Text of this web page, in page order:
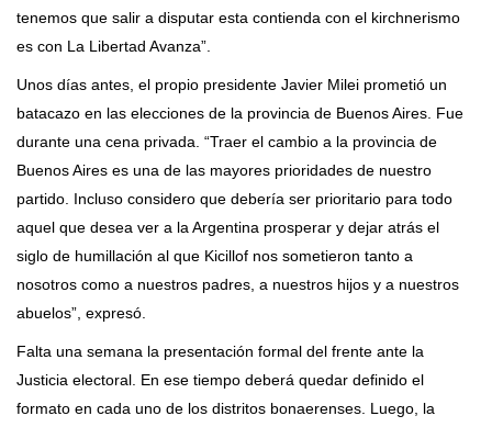
tenemos que salir a disputar esta contienda con el kirchnerismo
es con La Libertad Avanza”.
Unos días antes, el propio presidente Javier Milei prometió un
batacazo en las elecciones de la provincia de Buenos Aires. Fue
durante una cena privada. “Traer el cambio a la provincia de
Buenos Aires es una de las mayores prioridades de nuestro
partido. Incluso considero que debería ser prioritario para todo
aquel que desea ver a la Argentina prosperar y dejar atrás el
siglo de humillación al que Kicillof nos sometieron tanto a
nosotros como a nuestros padres, a nuestros hijos y a nuestros
abuelos”, expresó.
Falta una semana la presentación formal del frente ante la
Justicia electoral. En ese tiempo deberá quedar definido el
formato en cada uno de los distritos bonaerenses. Luego, la